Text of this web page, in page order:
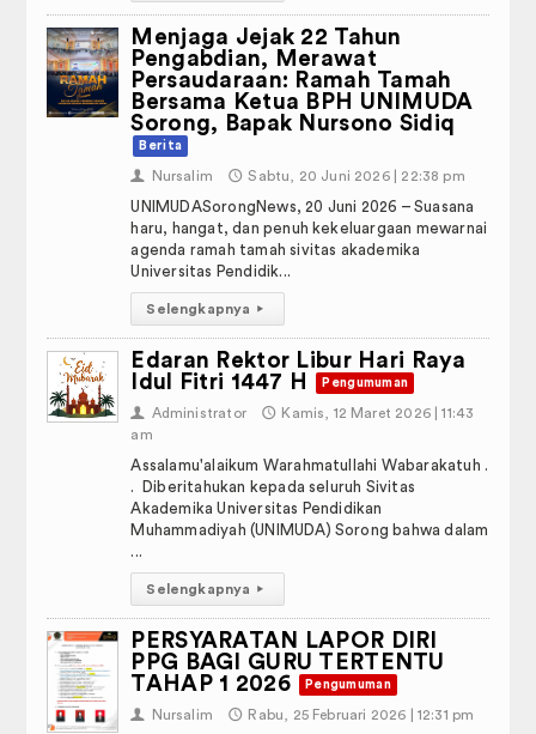
KEUANGAN
Hasil Audit KAP 2020-2021
Hasil Audit KAP 2021-2022
Hasil Audit KAP 2022-2023
Hasil Audit KAP 2023-2024
PP Muhammadiyah
PP Aisyiyah
Nasyiyatul Aisyiyah
Ikatan Pelajar Muhammadiyah
Ikatan Mahasiswa Muhammadiyah
Tapak Suci Indonesia
Kampus Merdeka
Menjaga Jejak 22 Tahun
Pengabdian, Merawat
Persaudaraan: Ramah Tamah
Bersama Ketua BPH UNIMUDA
Sorong, Bapak Nursono Sidiq
Berita
👤 Nursalim 🕔 Sabtu, 20 Juni 2026 | 22:38 pm
UNIMUDASorongNews, 20 Juni 2026 – Suasana
haru, hangat, dan penuh kekeluargaan mewarnai
agenda ramah tamah sivitas akademika
Universitas Pendidik...
Selengkapnya ▸
Edaran Rektor Libur Hari Raya
Idul Fitri 1447 H
Pengumuman
👤 Administrator 🕔 Kamis, 12 Maret 2026 | 11:43
am
Assalamu'alaikum Warahmatullahi Wabarakatuh .
. Diberitahukan kepada seluruh Sivitas
Akademika Universitas Pendidikan
Muhammadiyah (UNIMUDA) Sorong bahwa dalam
...
Selengkapnya ▸
PERSYARATAN LAPOR DIRI
PPG BAGI GURU TERTENTU
TAHAP 1 2026
Pengumuman
👤 Nursalim 🕔 Rabu, 25 Februari 2026 | 12:31 pm